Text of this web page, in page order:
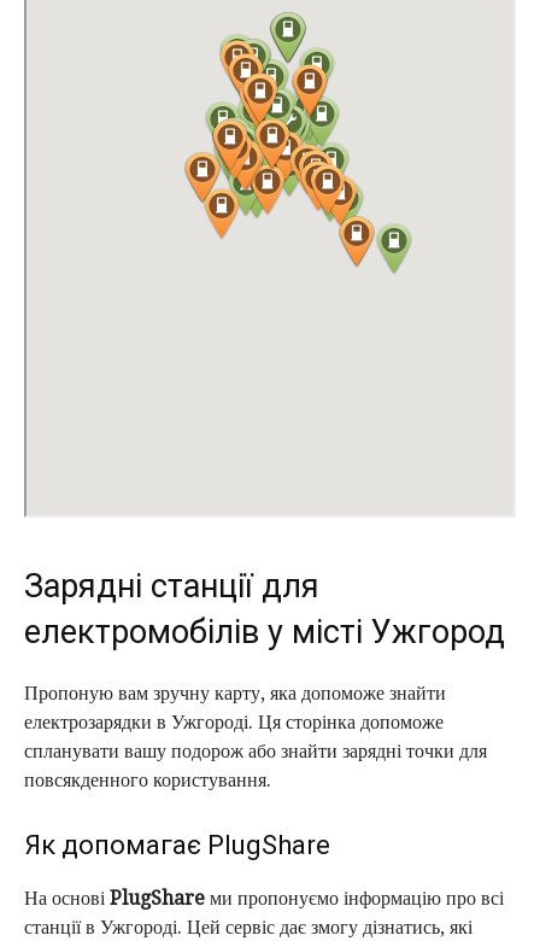
Зарядні станції для
електромобілів у місті Ужгород
Пропоную вам зручну карту, яка допоможе знайти
електрозарядки в Ужгороді. Ця сторінка допоможе
спланувати вашу подорож або знайти зарядні точки для
повсякденного користування.
Як допомагає PlugShare
На основі PlugShare ми пропонуємо інформацію про всі
станції в Ужгороді. Цей сервіс дає змогу дізнатись, які